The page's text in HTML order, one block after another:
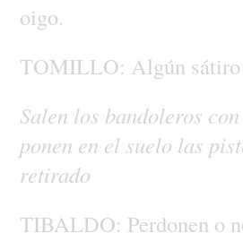
oigo.
TOMILLO: Algún sátiro
Salen los bandoleros con
ponen en el suelo las
retirado
TIBALDO: Perdonen o